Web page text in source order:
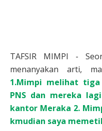
TAFSIR MIMPI -
menanyakan arti,
1.Mimpi melihat
PNS dan mereka
kantor Meraka 2.
kmudian saya